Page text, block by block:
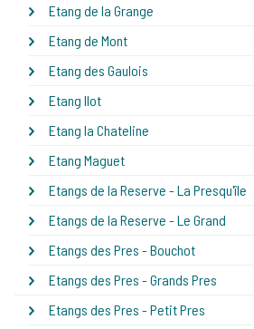
Etang de la Grange
Etang de Mont
Etang des Gaulois
Etang Ilot
Etang la Chateline
Etang Maguet
Etangs de la Reserve - La Presqu'île
Etangs de la Reserve - Le Grand
Etangs des Pres - Bouchot
Etangs des Pres - Grands Pres
Etangs des Pres - Petit Pres